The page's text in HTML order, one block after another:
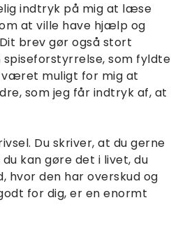
indtryk på mig at læse
at ville have hjælp og
brev gør også stort
som fyldte
været muligt for mig at
som jeg får indtryk af, at
Du skriver, at du gerne
kan gøre det i livet, du
hvor den har overskud og
for dig, er en enormt